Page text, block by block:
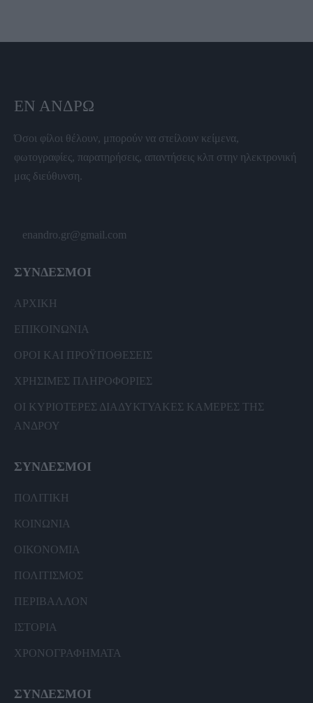
ΕΝ ΆΝΔΡΩ
Όσοι φίλοι θέλουν, μπορούν να στείλουν κείμενα,
φωτογραφίες, παρατηρήσεις, απαντήσεις κλπ στην ηλεκτρονική
μας διεύθυνση.
enandro.gr@gmail.com
ΣΥΝΔΕΣΜΟΙ
ΑΡΧΙΚΗ
ΕΠΙΚΟΙΝΩΝΙΑ
ΟΡΟΙ ΚΑΙ ΠΡΟΫΠΟΘΕΣΕΙΣ
ΧΡΗΣΙΜΕΣ ΠΛΗΡΟΦΟΡΙΕΣ
ΟΙ ΚΥΡΙΟΤΕΡΕΣ ΔΙΑΔΥΚΤΥΑΚΕΣ ΚΑΜΕΡΕΣ ΤΗΣ
ΑΝΔΡΟΥ
ΣΥΝΔΕΣΜΟΙ
ΠΟΛΙΤΙΚΗ
ΚΟΙΝΩΝΙΑ
ΟΙΚΟΝΟΜΙΑ
ΠΟΛΙΤΙΣΜΟΣ
ΠΕΡΙΒΑΛΛΟΝ
ΙΣΤΟΡΙΑ
ΧΡΟΝΟΓΡΑΦΗΜΑΤΑ
ΣΥΝΔΕΣΜΟΙ